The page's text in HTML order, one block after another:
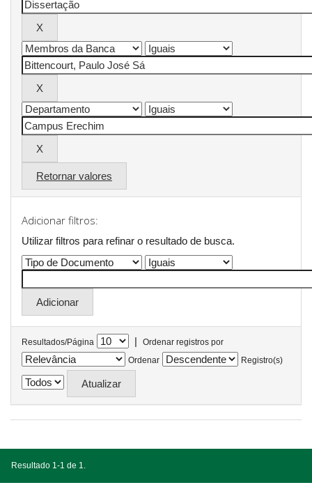
Retornar valores
Adicionar filtros:
Utilizar filtros para refinar o resultado de busca.
Resultados/Página |
Ordenar registros por
Ordenar
Registro(s)
Resultado 1-1 de 1.